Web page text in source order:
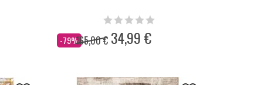
-79%
Dès 165,00 € 34,99 €